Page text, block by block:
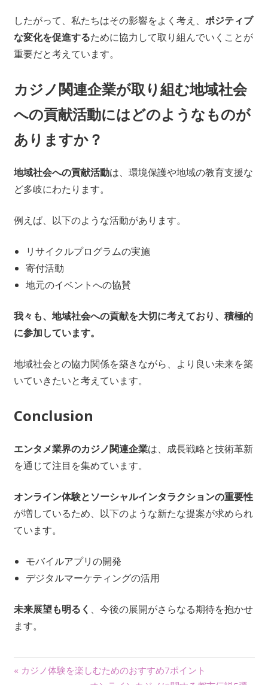
したがって、私たちはその影響をよく考え、 ポジティブ
な変化を促進するために協力して取り組んでいくことが
重要だと考えています。
カジノ関連企業が取り組む地域社会
への貢献活動にはどのようなものが
ありますか？
地域社会への貢献活動は、環境保護や地域の教育支援な
ど多岐にわたります。
例えば、以下のような活動があります。
リサイクルプログラムの実施
寄付活動
地元のイベントへの協賛
我々も、地域社会への貢献を大切に考えており、積極的
に参加しています。
地域社会との協力関係を築きながら、より良い未来を築
いていきたいと考えています。
Conclusion
エンタメ業界のカジノ関連企業は、成長戦略と技術革新
を通じて注目を集めています。
オンライン体験とソーシャルインタラクションの重要性
が増しているため、以下のような新たな提案が求められ
ています。
モバイルアプリの開発
デジタルマーケティングの活用
未来展望も明るく 、今後の展開がさらなる期待を抱かせ
ます。
投
« カジノ体験を楽しむためのおすすめ7ポイント